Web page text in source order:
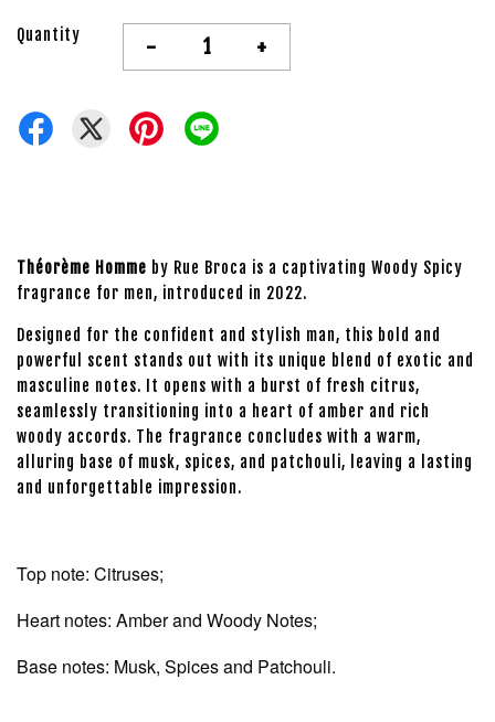
Quantity - +
Théorème Homme by Rue Broca is a captivating Woody Spicy
fragrance for men, introduced in 2022.
Designed for the confident and stylish man, this bold and
powerful scent stands out with its unique blend of exotic and
masculine notes. It opens with a burst of fresh citrus,
seamlessly transitioning into a heart of amber and rich
woody accords. The fragrance concludes with a warm,
alluring base of musk, spices, and patchouli, leaving a lasting
and unforgettable impression.
Top note: Citruses;
Heart notes: Amber and Woody Notes;
Base notes: Musk, Spices and Patchouli.